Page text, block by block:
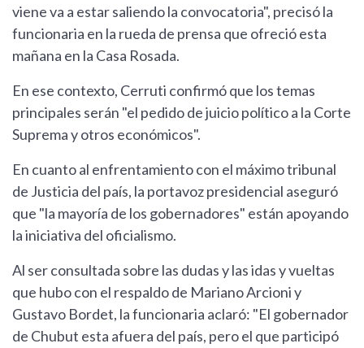
viene va a estar saliendo la convocatoria", precisó la
funcionaria en la rueda de prensa que ofreció esta
mañana en la Casa Rosada.
En ese contexto, Cerruti confirmó que los temas
principales serán "el pedido de juicio político a la Corte
Suprema y otros económicos".
En cuanto al enfrentamiento con el máximo tribunal
de Justicia del país, la portavoz presidencial aseguró
que "la mayoría de los gobernadores" están apoyando
la iniciativa del oficialismo.
Al ser consultada sobre las dudas y las idas y vueltas
que hubo con el respaldo de Mariano Arcioni y
Gustavo Bordet, la funcionaria aclaró: "El gobernador
de Chubut esta afuera del país, pero el que participó